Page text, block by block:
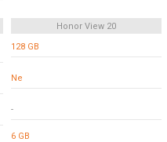
Honor View 20
128 GB
Ne
-
6 GB